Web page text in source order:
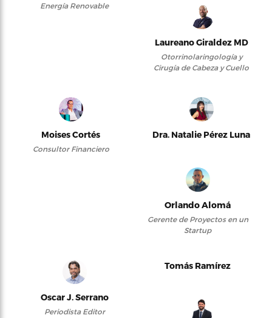
Energía Renovable
Laureano Giraldez MD
Otorrinolaringología y
Cirugía de Cabeza y Cuello
Moises Cortés
Consultor Financiero
Dra. Natalie Pérez Luna
Orlando Alomá
Gerente de Proyectos en un
Startup
Oscar J. Serrano
Periodista Editor
Tomás Ramírez